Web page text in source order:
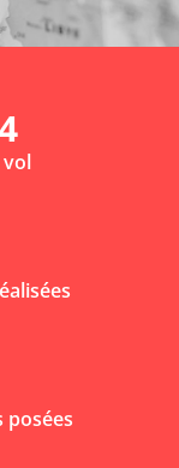
vol
posées